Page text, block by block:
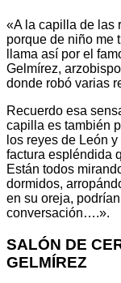
«A la capilla de las
porque de niño me
llama así por el
Gelmírez,
donde robó varias
Recuerdo esa
capilla es también
los reyes de León
factura espléndida
Están todos
dormidos,
en su oreja,
conversación….».
SALÓN DE
GELMÍREZ